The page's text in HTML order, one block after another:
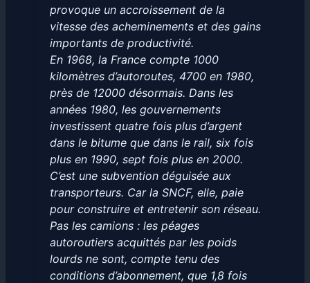
provoque un accroissement de la
vitesse des acheminements et des gains
importants de productivité.
En 1968, la France compte 1000
kilomètres d’autoroutes, 4700 en 1980,
près de 12000 désormais. Dans les
années 1980, les gouvernements
investissent quatre fois plus d’argent
dans le bitume que dans le rail, six fois
plus en 1990, sept fois plus en 2000.
C’est une subvention déguisée aux
transporteurs. Car la SNCF, elle, paie
pour construire et entretenir son réseau.
Pas les camions : les péages
autoroutiers acquittés par les poids
lourds ne sont, compte tenu des
conditions d’abonnement, que 1,8 fois